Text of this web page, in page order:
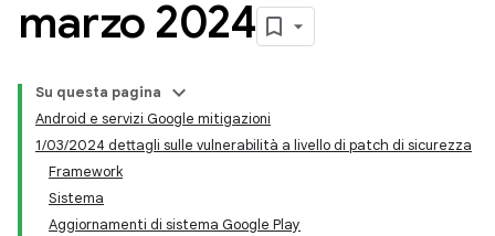
marzo 2024
Su questa pagina
Android e servizi Google mitigazioni
1/03/2024 dettagli sulle vulnerabilità a livello di patch di sicurezza
Framework
Sistema
Aggiornamenti di sistema Google Play